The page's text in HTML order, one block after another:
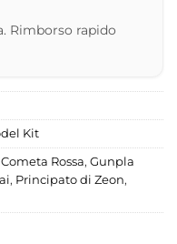
Rimborso rapido
Kit
Cometa Rossa, Gunpla
, Principato di Zeon,